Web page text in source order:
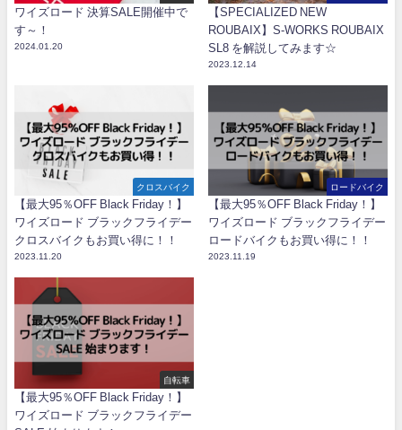
ワイズロード 決算SALE開催中で
す～！
2024.01.20
【SPECIALIZED NEW
ROUBAIX】S-WORKS ROUBAIX
SL8 を解説してみます☆
2023.12.14
クロスバイク
【最大95％OFF Black Friday！】
ワイズロード ブラックフライデー
クロスバイクもお買い得に！！
2023.11.20
ロードバイク
【最大95％OFF Black Friday！】
ワイズロード ブラックフライデー
ロードバイクもお買い得に！！
2023.11.19
自転車
【最大95％OFF Black Friday！】
ワイズロード ブラックフライデー